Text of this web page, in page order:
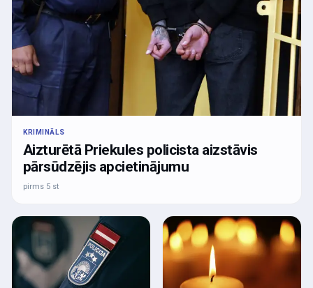
KRIMINĀLS
Aizturētā Priekules policista aizstāvis
pārsūdzējis apcietinājumu
pirms 5 st